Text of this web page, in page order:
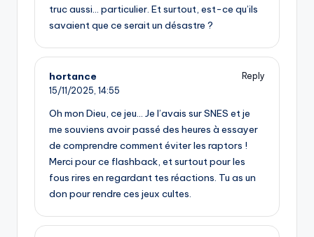
truc aussi… particulier. Et surtout, est-ce qu’ils
savaient que ce serait un désastre ?
hortance
Reply
15/11/2025, 14:55
Oh mon Dieu, ce jeu… Je l’avais sur SNES et je
me souviens avoir passé des heures à essayer
de comprendre comment éviter les raptors !
Merci pour ce flashback, et surtout pour les
fous rires en regardant tes réactions. Tu as un
don pour rendre ces jeux cultes.